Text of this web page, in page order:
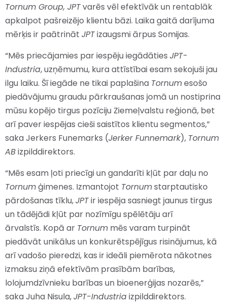
Tornum Group, JPTvarēs vēl efektīvāk un rentablāk
apkalpot pašreizējo klientu bāzi. Laika gaitā darījuma
mērķis ir paātrināt JPTizaugsmi ārpus Somijas.
“Mēs priecājamies par iespēju iegādāties JPT-
Industria, uzņēmumu, kura attīstībai esam sekojuši jau
ilgu laiku. Šī iegāde ne tikai paplašina Tornumesošo
piedāvājumu graudu pārkraušanas jomā un nostiprina
mūsu kopējo tirgus pozīciju Ziemeļvalstu reģionā, bet
arī paver iespējas cieši saistītos klientu segmentos,”
saka Jerkers Funemarks (Jerker Funnemark), Tornum
ABizpilddirektors.
“Mēs esam ļoti priecīgi un gandarīti kļūt par daļu no
Tornumģimenes. Izmantojot Tornumstarptautisko
pārdošanas tīklu,JPTir iespēja sasniegt jaunus tirgus
un tādējādi kļūt par nozīmīgu spēlētāju arī
ārvalstīs. Kopā ar Tornum mēs varam turpināt
piedāvāt unikālus un konkurētspējīgus risinājumus, kā
arī vadošo pieredzi, kas ir ideāli piemērota nākotnes
izmaksu ziņā efektīvām prasībām barības,
lolojumdzīvnieku barības un bioenerģijas nozarēs,”
saka Juha Nisula,JPT-Industriaizpilddirektors.